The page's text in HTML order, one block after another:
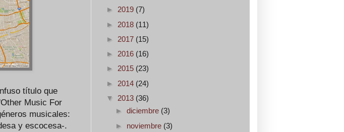
título que
Music For
musicales:
y escocesa-.
► 2019 (7)
► 2018 (11)
► 2017 (15)
► 2016 (16)
► 2015 (23)
► 2014 (24)
▼ 2013 (36)
► diciembre (3)
► noviembre (3)